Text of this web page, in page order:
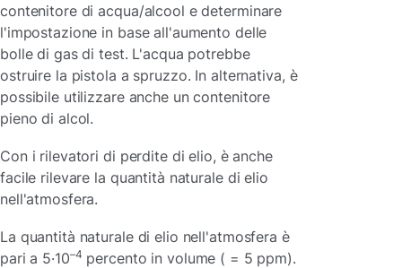
contenitore di acqua/alcool e determinare
l'impostazione in base all'aumento delle
bolle di gas di test. L'acqua potrebbe
ostruire la pistola a spruzzo. In alternativa, è
possibile utilizzare anche un contenitore
pieno di alcol.
Con i rilevatori di perdite di elio, è anche
facile rilevare la quantità naturale di elio
nell'atmosfera.
La quantità naturale di elio nell'atmosfera è
pari a 5·10–4 percento in volume ( = 5 ppm).